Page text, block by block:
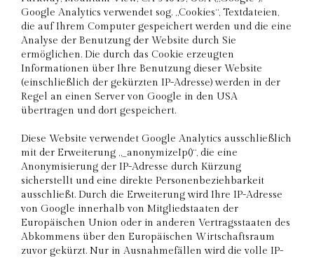
Google Analytics verwendet sog. „Cookies“, Textdateien,
die auf Ihrem Computer gespeichert werden und die eine
Analyse der Benutzung der Website durch Sie
ermöglichen. Die durch das Cookie erzeugten
Informationen über Ihre Benutzung dieser Website
(einschließlich der gekürzten IP-Adresse) werden in der
Regel an einen Server von Google in den USA
übertragen und dort gespeichert.
Diese Website verwendet Google Analytics ausschließlich
mit der Erweiterung „_anonymizeIp()“, die eine
Anonymisierung der IP-Adresse durch Kürzung
sicherstellt und eine direkte Personenbeziehbarkeit
ausschließt. Durch die Erweiterung wird Ihre IP-Adresse
von Google innerhalb von Mitgliedstaaten der
Europäischen Union oder in anderen Vertragsstaaten des
Abkommens über den Europäischen Wirtschaftsraum
zuvor gekürzt. Nur in Ausnahmefällen wird die volle IP-